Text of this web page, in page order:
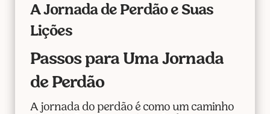
A Jornada de Perdão e Suas
Lições
Passos para Uma Jornada
de Perdão
A jornada do perdão é como um caminho